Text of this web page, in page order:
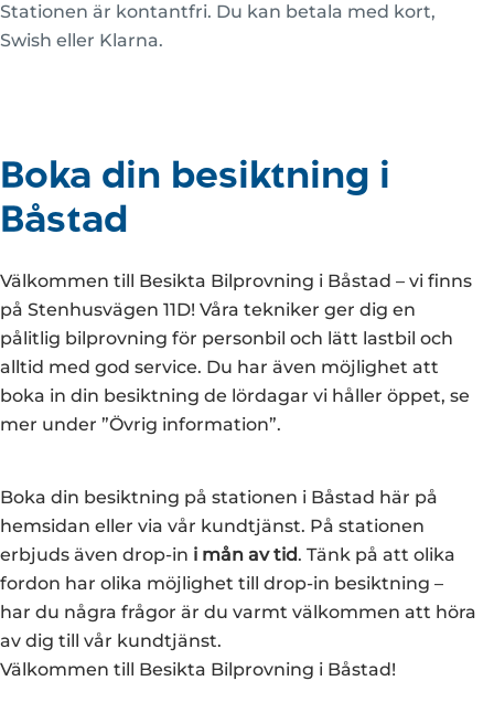
Stationen är kontantfri. Du kan betala med kort,
Swish eller Klarna.
Boka din besiktning i
Båstad
Välkommen till Besikta Bilprovning i Båstad – vi finns
på Stenhusvägen 11D! Våra tekniker ger dig en
pålitlig bilprovning för personbil och lätt lastbil och
alltid med god service. Du har även möjlighet att
boka in din besiktning de lördagar vi håller öppet, se
mer under ”Övrig information”.
Boka din besiktning på stationen i Båstad här på
hemsidan eller via vår kundtjänst. På stationen
erbjuds även drop-in i mån av tid. Tänk på att olika
fordon har olika möjlighet till drop-in besiktning –
har du några frågor är du varmt välkommen att höra
av dig till vår kundtjänst.
Välkommen till Besikta Bilprovning i Båstad!